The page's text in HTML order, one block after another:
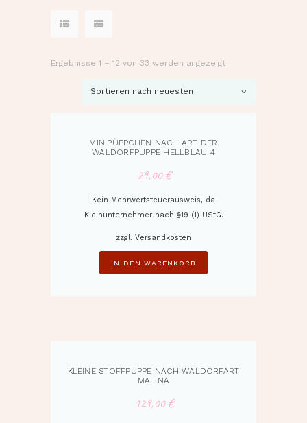
Ergebnisse 1 – 12 von 33 werden angezeigt
sortiert
MINIPÜPPCHEN NACH ART DER
WALDORFPUPPE HELLBLAU 4
29,00€
Kein Mehrwertsteuerausweis, da
Kleinunternehmer nach §19 (1) UStG.
zzgl. Versandkosten
IN DEN WARENKORB
KLEINE STOFFPUPPE NACH WALDORFART
MALINA
129,00€